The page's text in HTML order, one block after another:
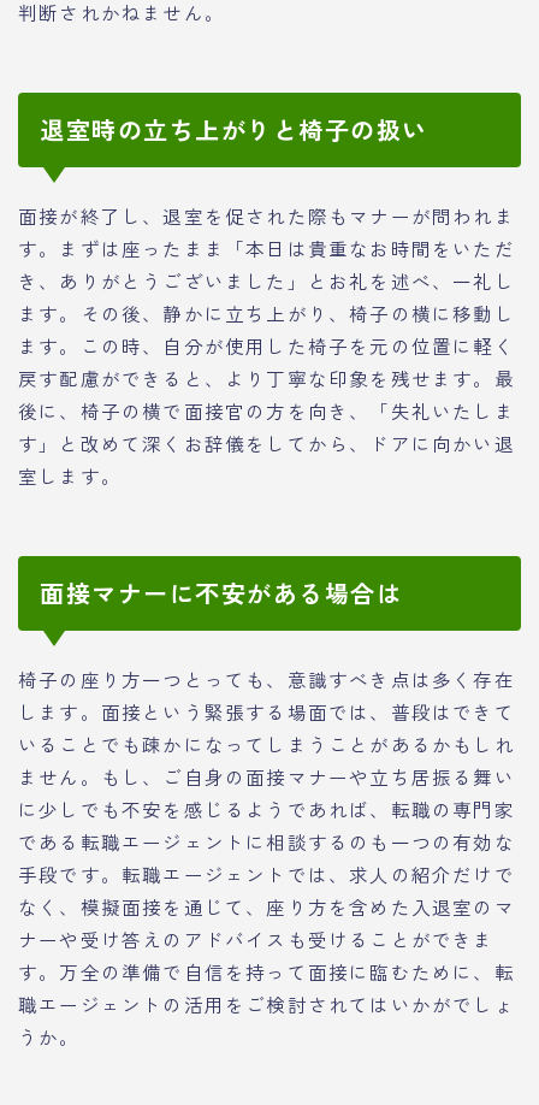
判断されかねません。
退室時の立ち上がりと椅子の扱い
面接が終了し、退室を促された際もマナーが問われま
す。まずは座ったまま「本日は貴重なお時間をいただ
き、ありがとうございました」とお礼を述べ、一礼し
ます。その後、静かに立ち上がり、椅子の横に移動し
ます。この時、自分が使用した椅子を元の位置に軽く
戻す配慮ができると、より丁寧な印象を残せます。最
後に、椅子の横で面接官の方を向き、「失礼いたしま
す」と改めて深くお辞儀をしてから、ドアに向かい退
室します。
面接マナーに不安がある場合は
椅子の座り方一つとっても、意識すべき点は多く存在
します。面接という緊張する場面では、普段はできて
いることでも疎かになってしまうことがあるかもしれ
ません。もし、ご自身の面接マナーや立ち居振る舞い
に少しでも不安を感じるようであれば、転職の専門家
である転職エージェントに相談するのも一つの有効な
手段です。転職エージェントでは、求人の紹介だけで
なく、模擬面接を通じて、座り方を含めた入退室のマ
ナーや受け答えのアドバイスも受けることができま
す。万全の準備で自信を持って面接に臨むために、転
職エージェントの活用をご検討されてはいかがでしょ
うか。